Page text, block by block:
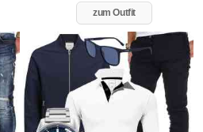
zum Outfit